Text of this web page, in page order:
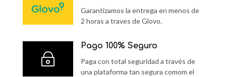
160G
Garantizamos la entrega en menos de
2 horas a traves de Glovo.
~
Pago 100% Seguro
Paga con total seguridad a través de
una plataforma tan segura comom el